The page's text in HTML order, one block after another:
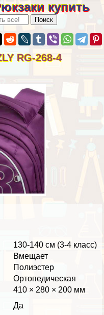
купить
RG-268-4
130-140 см (3-4 класс)
Вмещает
Полиэстер
Ортопедическая
410 × 280 × 200 мм
Да